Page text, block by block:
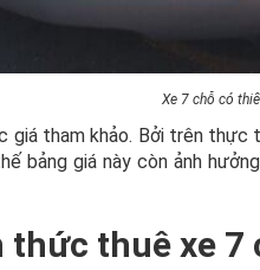
Xe 7 chỗ có
giá tham khảo. Bởi trên
bảng giá này còn ảnh
thuê xe 7